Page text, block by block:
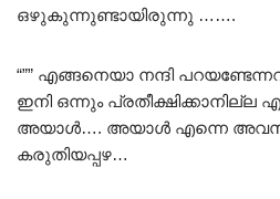
ഒഴുകുന്നുണ്ടായിരുന്നു …….
“”” എങ്ങനെയാ നന്ദി
ഇനി ഒന്നും പ്രതീക്ഷിക്കാനില്ല
അയാൾ…. അയാൾ എന്നെ
കരുതിയപ്പഴ…